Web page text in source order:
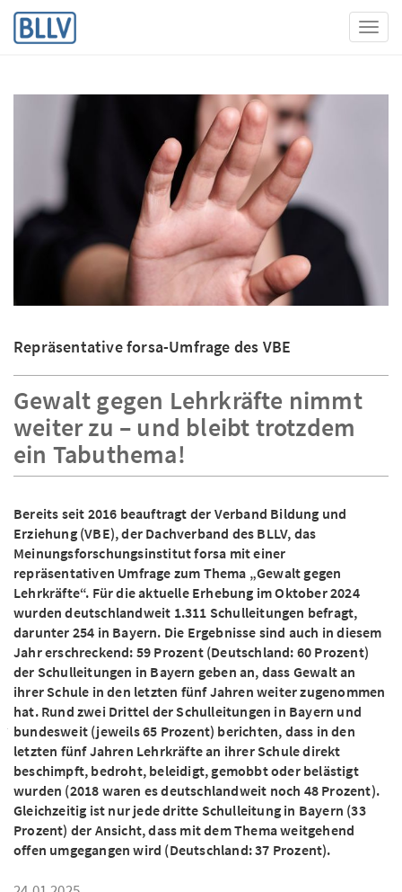
Repräsentative forsa-Umfrage des VBE
Gewalt gegen Lehrkräfte nimmt
weiter zu – und bleibt trotzdem
ein Tabuthema!
Bereits seit 2016 beauftragt der Verband Bildung und
Erziehung (VBE), der Dachverband des BLLV, das
Meinungsforschungsinstitut forsa mit einer
repräsentativen Umfrage zum Thema „Gewalt gegen
Lehrkräfte“. Für die aktuelle Erhebung im Oktober 2024
wurden deutschlandweit 1.311 Schulleitungen befragt,
darunter 254 in Bayern. Die Ergebnisse sind auch in diesem
Jahr erschreckend: 59 Prozent (Deutschland: 60 Prozent)
der Schulleitungen in Bayern geben an, dass Gewalt an
ihrer Schule in den letzten fünf Jahren weiter zugenommen
hat. Rund zwei Drittel der Schulleitungen in Bayern und
bundesweit (jeweils 65 Prozent) berichten, dass in den
letzten fünf Jahren Lehrkräfte an ihrer Schule direkt
beschimpft, bedroht, beleidigt, gemobbt oder belästigt
wurden (2018 waren es deutschlandweit noch 48 Prozent).
Gleichzeitig ist nur jede dritte Schulleitung in Bayern (33
Prozent) der Ansicht, dass mit dem Thema weitgehend
offen umgegangen wird (Deutschland: 37 Prozent).